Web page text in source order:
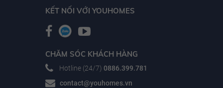
KẾT NỐI VỚI YOUHOMES
CHĂM SÓC KHÁCH HÀNG
Hotline (24/7) 0886.399.781
contact@youhomes.vn